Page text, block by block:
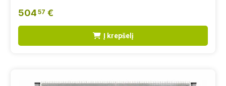
504 57 €
Į krepšelį